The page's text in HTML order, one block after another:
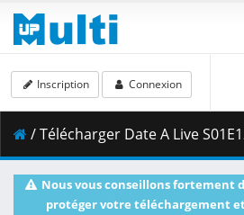
Inscription Connexion
/ Télécharger Date A Live S01E12 [BD 1080p HEVC 10bit FLAC] [Dual-
Nous vous conseillons fortement
protéger votre téléchargement